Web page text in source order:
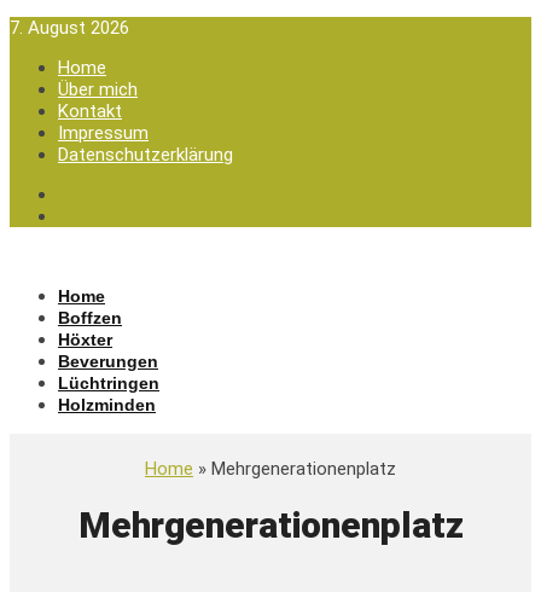
7. August 2026
Home
Über mich
Kontakt
Impressum
Datenschutzerklärung
Home
Boffzen
Höxter
Beverungen
Lüchtringen
Holzminden
Home » Mehrgenerationenplatz
Mehrgenerationenplatz